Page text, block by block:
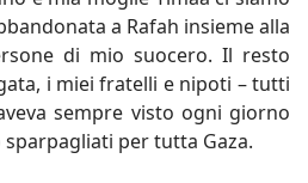
a Rafah insieme alla
di mio suocero. Il resto
i miei fratelli e nipoti – tutti
sempre visto ogni giorno
per tutta Gaza.